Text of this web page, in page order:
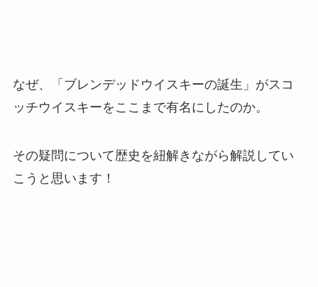
なぜ、「ブレンデッドウイスキーの誕生」がスコ
ッチウイスキーをここまで有名にしたのか。
その疑問について歴史を紐解きながら解説してい
こうと思います！